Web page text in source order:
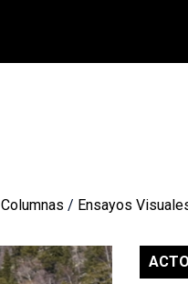
Columnas / Ensayos